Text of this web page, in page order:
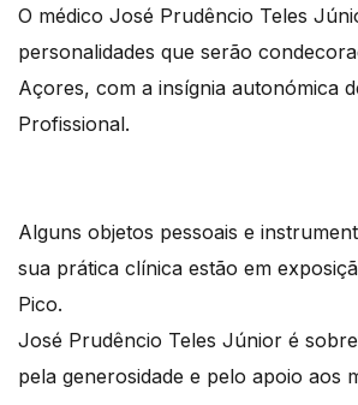
O médico José Prudêncio Teles
personalidades que serão
Açores, com a insígnia autonómica
Profissional.
Alguns objetos pessoais e
sua prática clínica estão em
Pico.
José Prudêncio Teles Júnior é
pela generosidade e pelo apoio aos